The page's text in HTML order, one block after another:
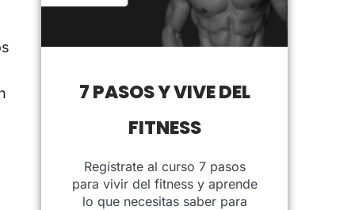
7 PASOS Y VIVE DEL
FITNESS
Regístrate al curso 7 pasos
para vivir del fitness y aprende
lo que necesitas saber para